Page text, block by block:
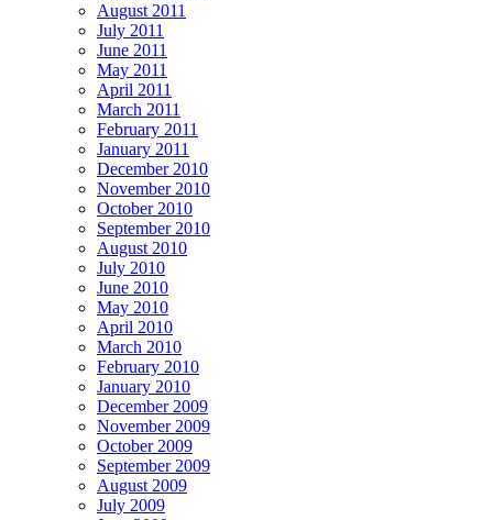
August 2011
July 2011
June 2011
May 2011
April 2011
March 2011
February 2011
January 2011
December 2010
November 2010
October 2010
September 2010
August 2010
July 2010
June 2010
May 2010
April 2010
March 2010
February 2010
January 2010
December 2009
November 2009
October 2009
September 2009
August 2009
July 2009